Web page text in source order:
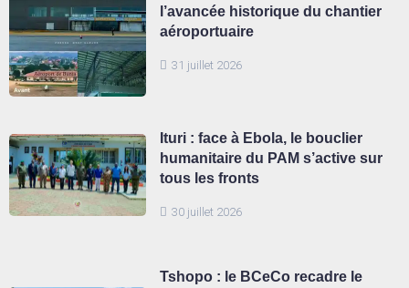
31 juillet 2026
l’avancée historique du chantier
aéroportuaire
30 juillet 2026
Ituri : face à Ebola, le bouclier
humanitaire du PAM s’active sur
tous les fronts
Tshopo : le BCeCo recadre le